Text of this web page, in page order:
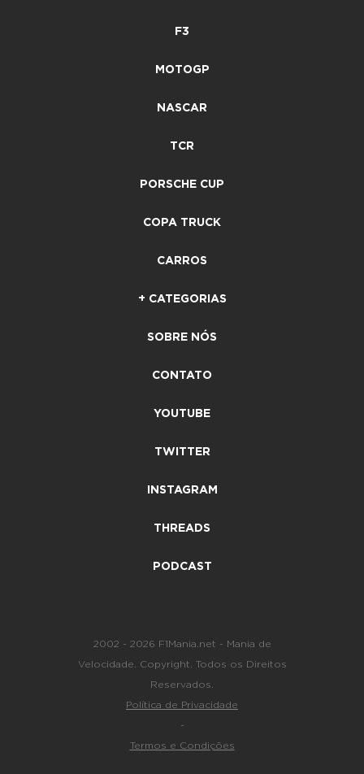
F3
MOTOGP
NASCAR
TCR
PORSCHE CUP
COPA TRUCK
CARROS
+ CATEGORIAS
SOBRE NÓS
CONTATO
YOUTUBE
TWITTER
INSTAGRAM
THREADS
PODCAST
2002 - 2026 F1Mania.net - Mania de
Velocidade. Copyright. Todos os Direitos
Reservados.
Política de Privacidade
-
Termos e Condições